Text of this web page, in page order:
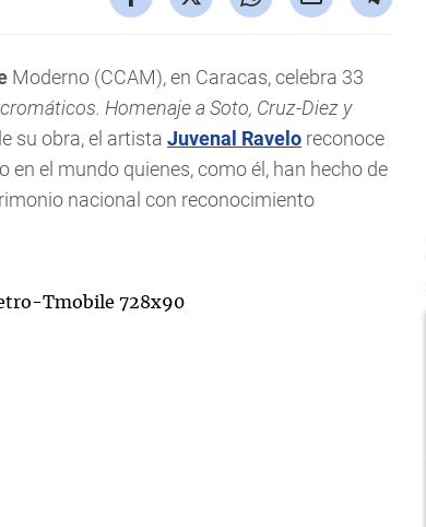
Moderno (CCAM), en Caracas, celebra 33
Homenaje a Soto, Cruz-Diez y
su obra, el artista Juvenal Ravelo reconoce
el mundo quienes, como él, han hecho de
nacional con reconocimiento